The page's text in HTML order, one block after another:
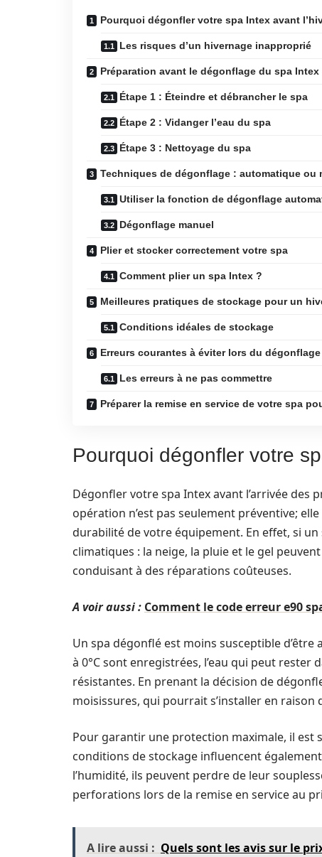
Pourquoi dégonfler votre spa Intex avant
Les risques d’un hivernage inapproprié
Préparation avant le dégonflage du spa Intex
Étape 1 : Éteindre et débrancher le spa
Étape 2 : Vidanger l’eau du spa
Étape 3 : Nettoyage du spa
Techniques de dégonflage : automatique ou
Utiliser la fonction de dégonflage
Dégonflage manuel
Plier et stocker correctement votre spa
Comment plier un spa Intex ?
Meilleures pratiques de stockage pour un
Conditions idéales de stockage
Erreurs courantes à éviter lors du
Les erreurs à ne pas commettre
Préparer la remise en service de votre spa
Pourquoi dégonfler votre
Dégonfler votre spa Intex avant l’arrivée des
opération n’est pas seulement préventive;
durabilité de votre équipement. En effet, si un
climatiques : la neige, la pluie et le gel
conduisant à des réparations coûteuses.
A voir aussi : Comment le code erreur e90
Un spa dégonflé est moins susceptible
à 0°C sont enregistrées, l’eau qui peut rester
résistantes. En prenant la décision de
moisissures, qui pourrait s’installer en raison
Pour garantir une protection maximale, il est
conditions de stockage influencent
l’humidité, ils peuvent perdre de leur
perforations lors de la remise en service au
A lire aussi : Quels sont les avis sur le